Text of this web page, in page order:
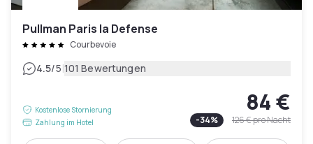
Pullman Paris la Defense
Courbevoie
4.5/5|101 Bewertungen
Kostenlose Stornierung
Zahlung im Hotel
84 €
-34% 126 €pro Nacht